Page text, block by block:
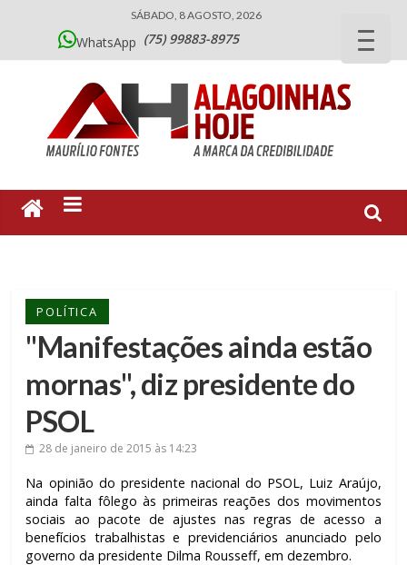
SÁBADO, 8 AGOSTO, 2026
WhatsApp (75) 99883-8975
POLÍTICA
"Manifestações ainda estão
mornas", diz presidente do
PSOL
28 de janeiro de 2015 às 14:23
Na opinião do presidente nacional do PSOL, Luiz Araújo,
ainda falta fôlego às primeiras reações dos movimentos
sociais ao pacote de ajustes nas regras de acesso a
benefícios trabalhistas e previdenciários anunciado pelo
governo da presidente Dilma Rousseff, em dezembro.